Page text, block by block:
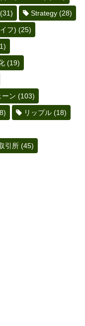
(31) Strategy (28)
フ) (25)
(19)
ーン (103)
リップル (18)
引所 (45)